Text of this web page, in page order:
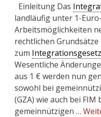
Einleitung Das
landläufig unter 1-
Arbeitsmöglichkeiten
rechtlichen
zum Integrationsgesetz
Wesentliche
aus 1 € werden nun
sowohl bei
(GZA) wie auch bei
gemeinnützigen …